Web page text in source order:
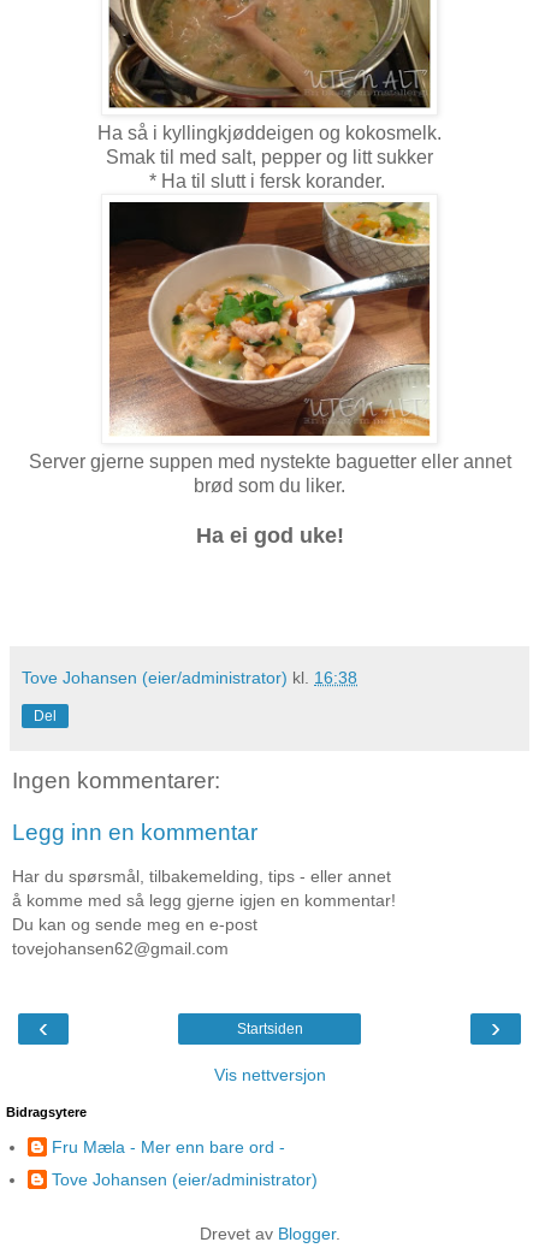
Ha så i kyllingkjøddeigen og kokosmelk.
Smak til med salt, pepper og litt sukker
* Ha til slutt i fersk korander.
Server gjerne suppen med nystekte baguetter eller annet
brød som du liker.
Ha ei god uke!
Tove Johansen (eier/administrator) kl. 16:38
Del
Ingen kommentarer:
Legg inn en kommentar
Har du spørsmål, tilbakemelding, tips - eller annet
å komme med så legg gjerne igjen en kommentar!
Du kan og sende meg en e-post
tovejohansen62@gmail.com
‹ ›
Startsiden
Vis nettversjon
Bidragsytere
Fru Mæla - Mer enn bare ord -
Tove Johansen (eier/administrator)
Drevet av Blogger.